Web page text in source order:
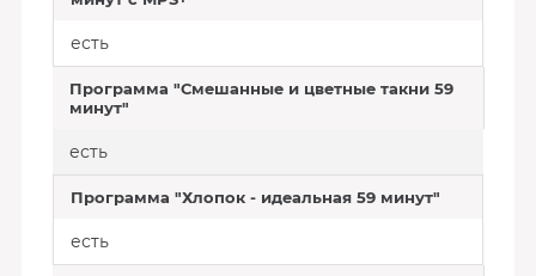
есть
Программа "Смешанные и цветные такни 59
минут"
есть
Программа "Хлопок - идеальная 59 минут"
есть